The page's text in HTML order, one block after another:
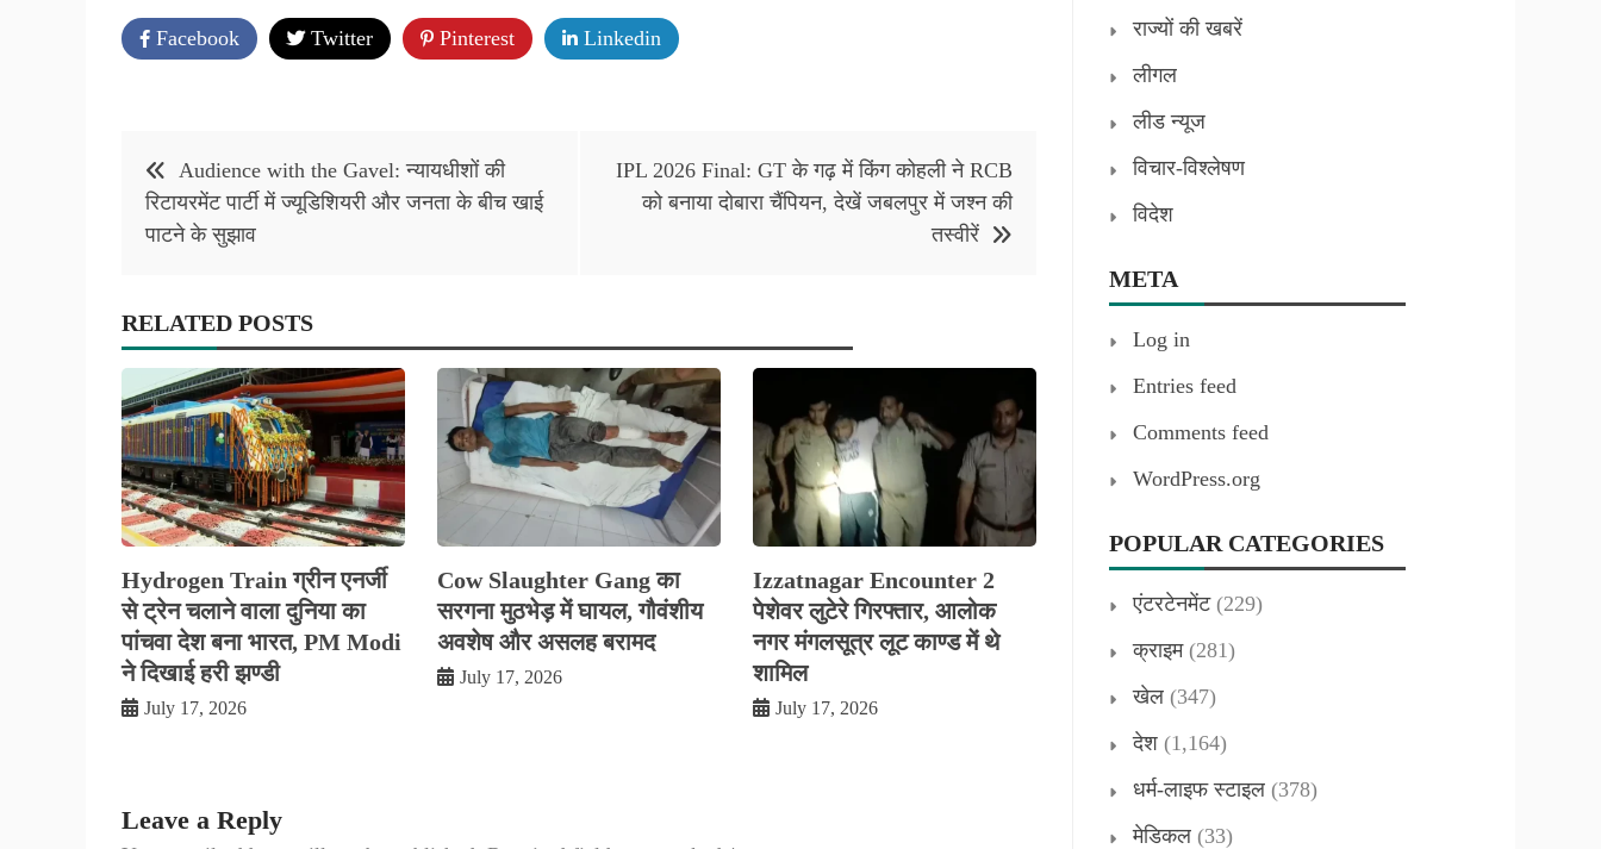
Facebook Twitter Pinterest Linkedin
Post
navigation
Audience with the Gavel: न्यायधीशों की
रिटायरमेंट पार्टी में ज्यूडिशियरी और जनता के बीच खाई
पाटने के सुझाव
IPL 2026 Final: GT के गढ़ में किंग कोहली ने RCB
को बनाया दोबारा चैंपियन, देखें जबलपुर में जश्न की
तस्वीरें
RELATED POSTS
Hydrogen Train ग्रीन एनर्जी
से ट्रेन चलाने वाला दुनिया का
पांचवा देश बना भारत, PM Modi
ने दिखाई हरी झण्डी
July 17, 2026
Cow Slaughter Gang का
सरगना मुठभेड़ में घायल, गौवंशीय
अवशेष और असलह बरामद
July 17, 2026
Izzatnagar Encounter 2
पेशेवर लुटेरे गिरफ्तार, आलोक
नगर मंगलसूत्र लूट काण्‍ड में थे
शामिल
July 17, 2026
Leave a Reply
राज्यों की खबरें
लीगल
लीड न्यूज
विचार-विश्लेषण
विदेश
META
Log in
Entries feed
Comments feed
WordPress.org
POPULAR CATEGORIES
एंटरटेनमेंट(229)
क्राइम(281)
खेल (347)
देश (1,164)
धर्म-लाइफ स्टाइल (378)
मेडिकल (33)